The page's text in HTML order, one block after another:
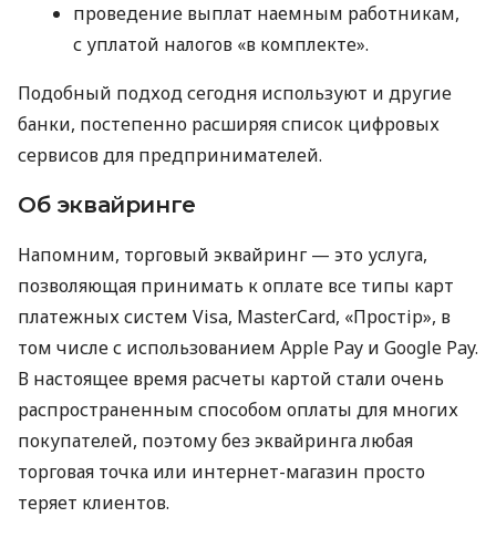
проведение выплат наемным работникам,
с уплатой налогов «в комплекте».
Подобный подход сегодня используют и другие
банки, постепенно расширяя список цифровых
сервисов для предпринимателей.
Об эквайринге
Напомним, торговый эквайринг — это услуга,
позволяющая принимать к оплате все типы карт
платежных систем Visa, MasterCard, «Простір», в
том числе с использованием Apple Pay и Google Pay.
В настоящее время расчеты картой стали очень
распространенным способом оплаты для многих
покупателей, поэтому без эквайринга любая
торговая точка или интернет-магазин просто
теряет клиентов.